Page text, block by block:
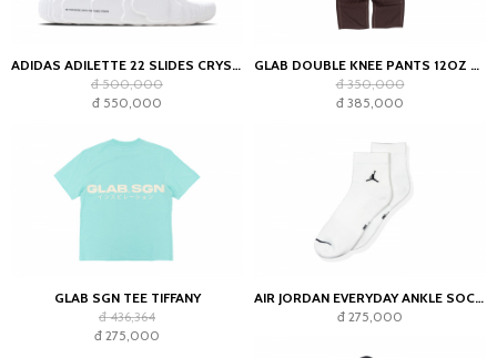
ADIDAS ADILETTE 22 SLIDES CRYSTAL WHITE
đ 500,000
đ 550,000
GLAB DOUBLE KNEE PANTS 12OZ CHOCOLATE
đ 350,000
đ 385,000
GLAB SGN TEE TIFFANY
đ 436,364
đ 275,000
AIR JORDAN EVERYDAY ANKLE SOCKS WHITE (2023)
đ 275,000